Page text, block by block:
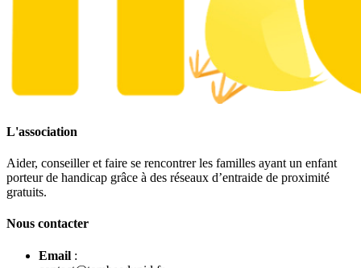
L'association
Aider, conseiller et faire se rencontrer les familles ayant un enfant
porteur de handicap grâce à des réseaux d’entraide de proximité
gratuits.
Nous contacter
Email :